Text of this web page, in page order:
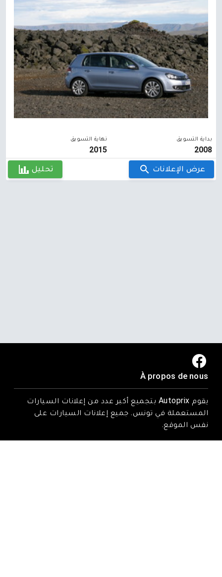
بداية التسويق
2008
نهاية التسويق
2015
عرض الإعلانات تحليل
À propos de nous
يقوم Autoprix بتجميع أكبر عدد من إعلانات السيارات
المستعملة في تونس. جميع إعلانات السيارات على
نفس الموقع.